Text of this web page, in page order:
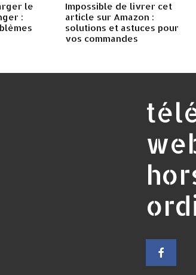
le
:
Impossible de livrer cet
article sur Amazon :
solutions et astuces pour
vos commandes